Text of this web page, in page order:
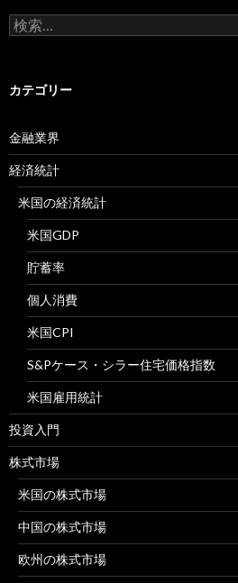
検
索:
カテゴリー
金融業界
経済統計
米国の経済統計
米国GDP
貯蓄率
個人消費
米国CPI
S&Pケース・シラー住宅価格指数
米国雇用統計
投資入門
株式市場
米国の株式市場
中国の株式市場
欧州の株式市場